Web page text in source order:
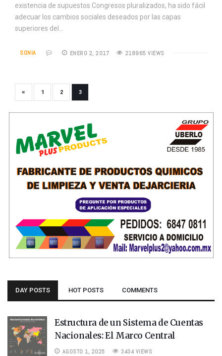
existencia de supuestos Congresos pluralizados, ha sido fácil
adecuar los cambios sociales deseados por las capas
superiores del…
SONIA ENERO 2, 2017 218965 VIEWS
« 1 2 3
DAY POSTS HOT POSTS COMMENTS
Estructura de un Sistema de Cuentas
Nacionales: El Marco Central
AGOSTO 1, 2025 3434 VIEWS